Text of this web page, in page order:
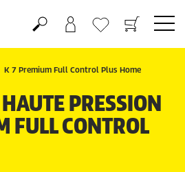
K 7 Premium Full Control Plus Home
PRESSION
FULL CONTROL